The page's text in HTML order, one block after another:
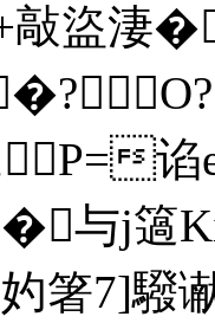
敲盜
,P=
与j
箸7]驋